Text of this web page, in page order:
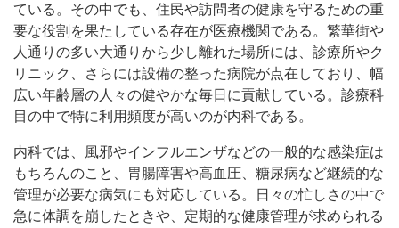
ている。その中でも、住民や訪問者の健康を守るための重
要な役割を果たしている存在が医療機関である。繁華街や
人通りの多い大通りから少し離れた場所には、診療所やク
リニック、さらには設備の整った病院が点在しており、幅
広い年齢層の人々の健やかな毎日に貢献している。診療科
目の中で特に利用頻度が高いのが内科である。
内科では、風邪やインフルエンザなどの一般的な感染症は
もちろんのこと、胃腸障害や高血圧、糖尿病など継続的な
管理が必要な病気にも対応している。日々の忙しさの中で
急に体調を崩したときや、定期的な健康管理が求められる